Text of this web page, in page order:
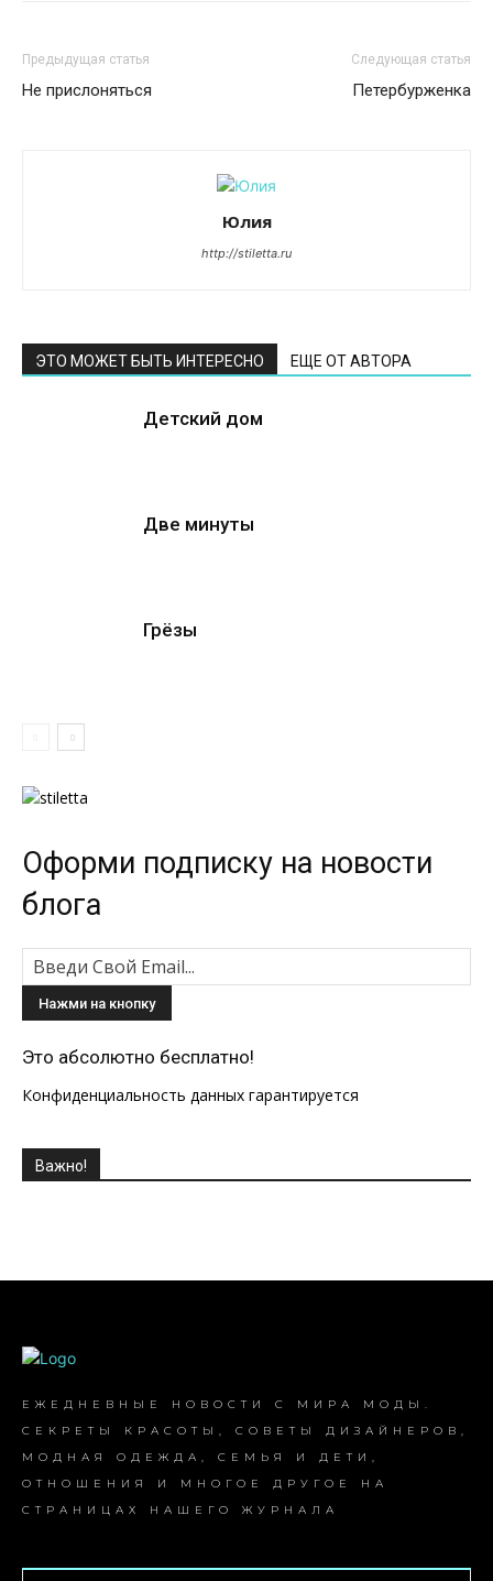
Предыдущая статья
Не прислоняться
Следующая статья
Петербурженка
Юлия
http://stiletta.ru
ЭТО МОЖЕТ БЫТЬ ИНТЕРЕСНО ЕЩЕ ОТ АВТОРА
Детский дом
Две минуты
Грёзы
Оформи подписку на новости
блога
Это абсолютно бесплатно!
Конфиденциальность данных гарантируется
Важно!
ЕЖЕДНЕВНЫЕ НОВОСТИ С МИРА МОДЫ.
СЕКРЕТЫ КРАСОТЫ, СОВЕТЫ ДИЗАЙНЕРОВ,
МОДНАЯ ОДЕЖДА, СЕМЬЯ И ДЕТИ,
ОТНОШЕНИЯ И МНОГОЕ ДРУГОЕ НА
СТРАНИЦАХ НАШЕГО ЖУРНАЛА